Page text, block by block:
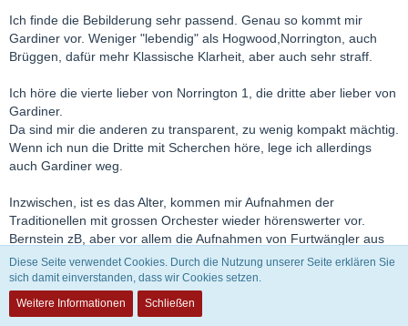
Ich finde die Bebilderung sehr passend. Genau so kommt mir
Gardiner vor. Weniger "lebendig" als Hogwood,Norrington, auch
Brüggen, dafür mehr Klassische Klarheit, aber auch sehr straff.
Ich höre die vierte lieber von Norrington 1, die dritte aber lieber von
Gardiner.
Da sind mir die anderen zu transparent, zu wenig kompakt mächtig.
Wenn ich nun die Dritte mit Scherchen höre, lege ich allerdings
auch Gardiner weg.
Inzwischen, ist es das Alter, kommen mir Aufnahmen der
Traditionellen mit grossen Orchester wieder hörenswerter vor.
Bernstein zB, aber vor allem die Aufnahmen von Furtwängler aus
dem Krieg, die 7te vom 3.11.1943 oder die neunte von 1942-
einfach Wahnsinnsinterpretationen. So existientiell- da kommt auch
ein Gardiner mit seinem straffen Spiel nicht mit.Bei den
Furtwängler-Aufnahmen denke, da spielen Menschen um ihr
Diese Seite verwendet Cookies. Durch die Nutzung unserer Seite erklären Sie
sich damit einverstanden, dass wir Cookies setzen.
Weitere Informationen
Schließen